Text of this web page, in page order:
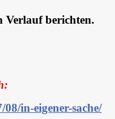
Verlauf berichten.
in-eigener-sache/